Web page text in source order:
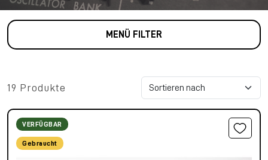
MENÜ FILTER
19 Produkte
VERFÜGBAR
Gebraucht